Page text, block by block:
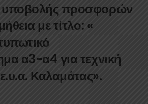
προσφορών
με τίτλο: «
α3-α4 για τεχνική
Καλαμάτας».